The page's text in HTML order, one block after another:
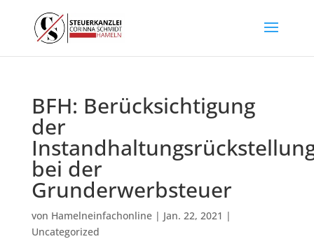
BFH: Berücksichtigung
der
bei der
Grunderwerbsteuer
von Hamelneinfachonline| Jan. 22, 2021 |
Uncategorized